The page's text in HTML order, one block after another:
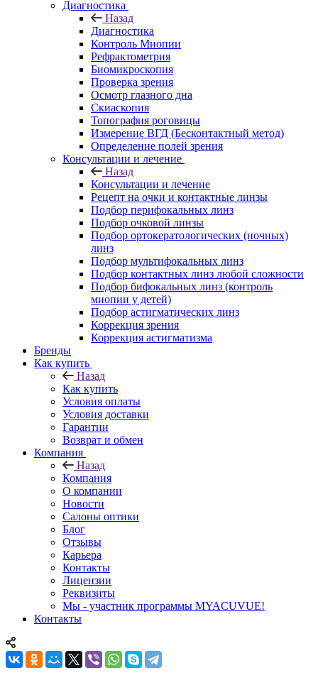
Диагностика
Назад
Диагностика
Контроль Миопии
Рефрактометрия
Биомикроскопия
Проверка зрения
Осмотр глазного дна
Скиаскопия
Топография роговицы
Измерение ВГД (Бесконтактный метод)
Определение полей зрения
Консультации и лечение
Назад
Консультации и лечение
Рецепт на очки и контактные линзы
Подбор перифокальных линз
Подбор очковой линзы
Подбор ортокератологических (ночных)
линз
Подбор мультифокальных линз
Подбор контактных линз любой сложности
Подбор бифокальных линз (контроль
миопии у детей)
Подбор астигматических линз
Коррекция зрения
Коррекция астигматизма
Бренды
Как купить
Назад
Как купить
Условия оплаты
Условия доставки
Гарантии
Возврат и обмен
Компания
Назад
Компания
О компании
Новости
Салоны оптики
Блог
Отзывы
Карьера
Контакты
Лицензии
Реквизиты
Мы - участник программы MYACUVUE!
Контакты